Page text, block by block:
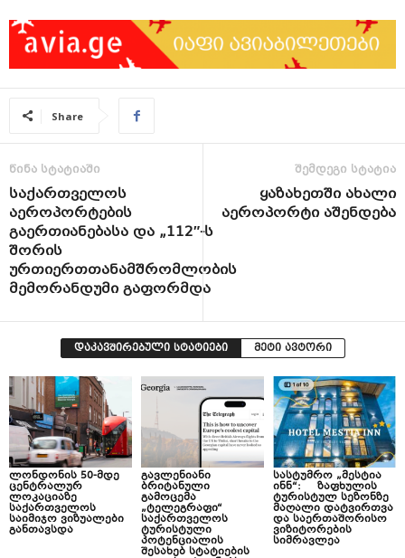
Share
წინა სტატიაში
საქართველოს
აეროპორტების
გაერთიანებასა და „112″-ს
შორის
ურთიერთთანამშრომლობის
მემორანდუმი გაფორმდა
შემდეგი სტატია
ყაზახეთში ახალი
აეროპორტი აშენდება
დაკავშირებული სტატიები მეტი ავტორი
ლონდონის 50-მდე
ცენტრალურ
ლოკაციაზე
საქართველოს
საიმიჯო ვიზუალები
განთავსდა
გავლენიანი
ბრიტანული
გამოცემა
„ტელეგრაფი“
საქართველოს
ტურისტული
პოტენციალის
შესახებ სტატიების
სასტუმრო „მესტია
ინნ“: ზაფხულის
ტურისტულ სეზონზე
მაღალი დატვირთვა
და საერთაშორისო
ვიზიტორების
სიმრავლეა